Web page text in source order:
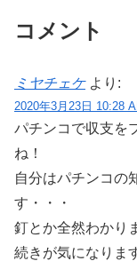
コメント
ミヤチェケ より:
2020年3月23日 10:28
パチンコで収支を
ね！
自分はパチンコの
す・・・
釘とか全然わかり
続きが気になりま